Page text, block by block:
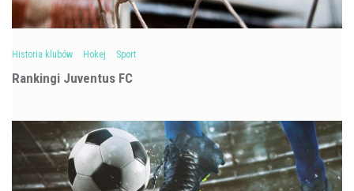
Historia klubów Hokej Sport
Rankingi Juventus FC